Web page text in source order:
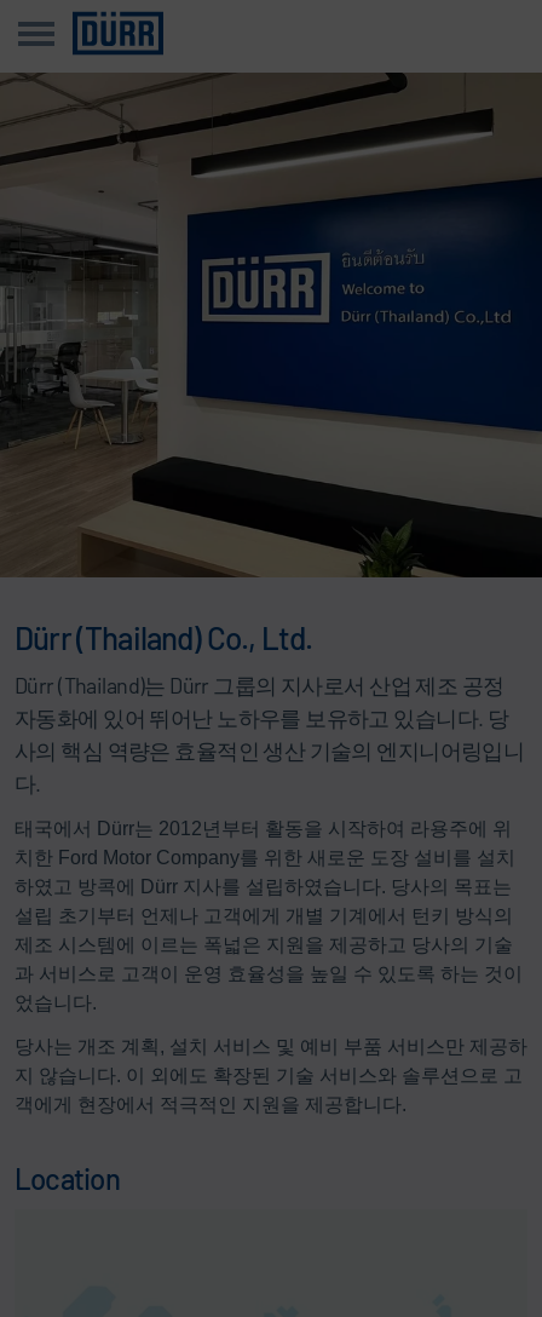
Dürr (Thailand) Co., Ltd.
Dürr (Thailand)는 Dürr 그룹의 지사로서 산업 제조 공정
자동화에 있어 뛰어난 노하우를 보유하고 있습니다. 당
사의 핵심 역량은 효율적인 생산 기술의 엔지니어링입니
다.
태국에서 Dürr는 2012년부터 활동을 시작하여 라용주에 위
치한 Ford Motor Company를 위한 새로운 도장 설비를 설치
하였고 방콕에 Dürr 지사를 설립하였습니다. 당사의 목표는
설립 초기부터 언제나 고객에게 개별 기계에서 턴키 방식의
제조 시스템에 이르는 폭넓은 지원을 제공하고 당사의 기술
과 서비스로 고객이 운영 효율성을 높일 수 있도록 하는 것이
었습니다.
당사는 개조 계획, 설치 서비스 및 예비 부품 서비스만 제공하
지 않습니다. 이 외에도 확장된 기술 서비스와 솔루션으로 고
객에게 현장에서 적극적인 지원을 제공합니다.
Location